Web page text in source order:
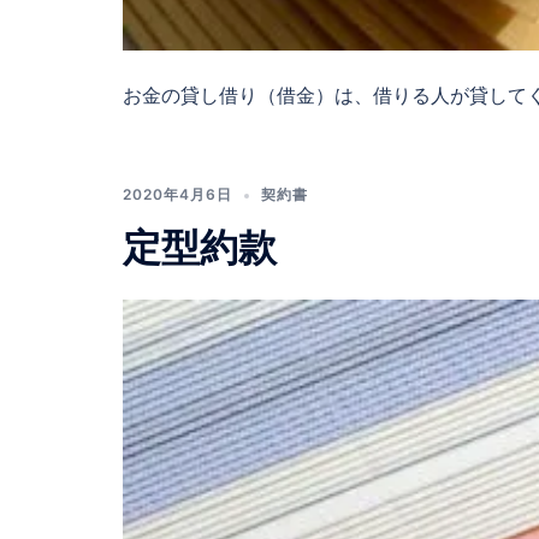
お金の貸し借り（借金）は、借りる人が貸し
2020年4月6日 契約書
定型約款